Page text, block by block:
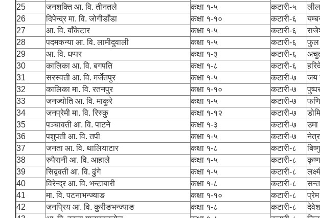
25
जनशक्ति आ. वि. तीनतले कक्षा १-५ कटारी-५
26
दिपेन्द्र मा. वि. जोगीडाँडा कक्षा १-१० कटारी-६
27
आ. वि. बाँकेटार कक्षा १-५ कटारी-६
28
पदमकन्या आ. वि. लामीदुवाली कक्षा १-५ कटारी-६ फुल
29
आ. वि. धप्पर कक्षा १-३ कटारी-६
30
कालिका आ. वि. बगपति कक्षा १-८ कटारी-६
31
सरस्वती आ. वि. मर्जेतपुर कक्षा १-५ कटारी-७ जय
32
कालिका मा. वि. रतनपुर कक्षा १-१० कटारी-७
33
जनज्योति आ. वि. माकुरे कक्षा १-५ कटारी-७
34
जनप्रेमी मा. वि. रिस्कु कक्षा १-१२ कटारी-७
35
पञ्चावती आ. वि. पाटने कक्षा १-३ कटारी-७ उमा
36
पशुपती आ. वि. तपी कक्षा १-५ कटारी-७ नेत्र
37
जनता आ. वि. थालियाटार कक्षा १-८ कटारी-८
38
रुपैरानी आ. वि. आहाले कक्षा १-५ कटारी-८ कृष्ण
39
सिद्ववती आ. वि. ढुंगे कक्षा १-५ कटारी-८
40
विरेन्द्र आ. वि. भन्टाबारी कक्षा १-८ कटारी-८ सन्त
41
मा. वि. पटनाभन्ज्याङ कक्षा १-१० कटारी-८
42
जनप्रिय आ. वि. कुरीङभन्ज्याङ कक्षा १-८ कटारी-८